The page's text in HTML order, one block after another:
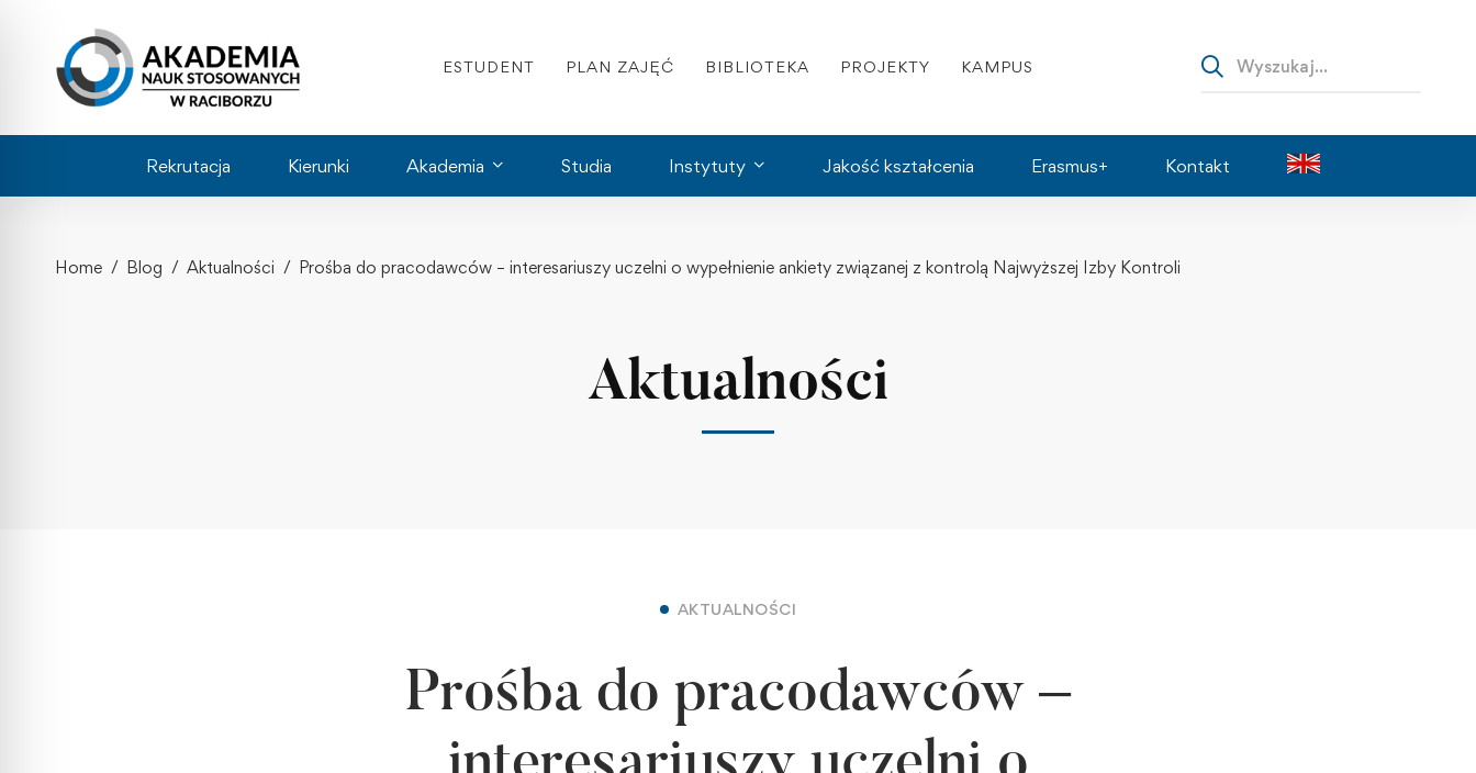
ESTUDENT PLAN ZAJĘĆ BIBLIOTEKA PROJEKTY KAMPUS
Rekrutacja Kierunki Akademia Studia Instytuty Jakość kształcenia Erasmus+ Kontakt
Home Blog Aktualności Prośba do pracodawców – interesariuszy uczelni o wypełnienie ankiety związanej z kontrolą Najwyższej Izby Kontroli
Aktualności
AKTUALNOŚCI
Prośba do pracodawców –